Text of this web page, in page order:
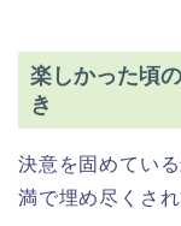
楽しかった頃
き
決意を固めてい
満で埋め尽くされ